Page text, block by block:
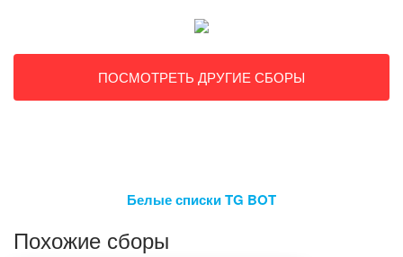
ПОСМОТРЕТЬ ДРУГИЕ СБОРЫ
Белые списки TG BOT
Похожие сборы